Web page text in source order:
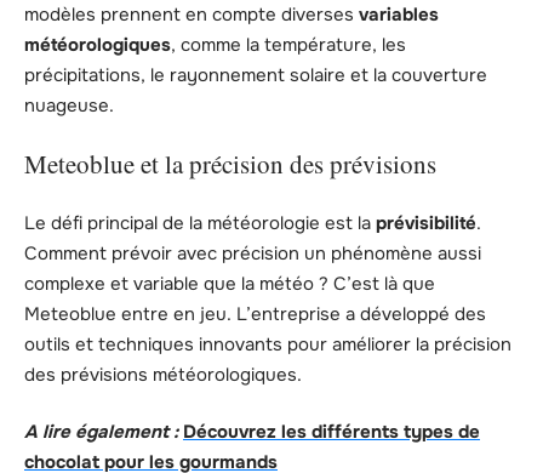
modèles prennent en compte diverses variables
météorologiques, comme la température, les
précipitations, le rayonnement solaire et la couverture
nuageuse.
Meteoblue et la précision des prévisions
Le défi principal de la météorologie est la prévisibilité.
Comment prévoir avec précision un phénomène aussi
complexe et variable que la météo ? C’est là que
Meteoblue entre en jeu. L’entreprise a développé des
outils et techniques innovants pour améliorer la précision
des prévisions météorologiques.
A lire également : Découvrez les différents types de
chocolat pour les gourmands